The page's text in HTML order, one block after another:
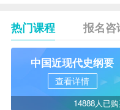
热门课程 报名咨
中国近现代史纲要
查看详情
14888人已